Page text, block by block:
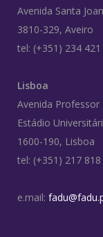
Avenida Santa
3810-329, Aveiro
tel: (+351) 234 421
Lisboa
Avenida Professor
Estádio
1600-190, Lisboa
tel: (+351) 217 818
e.mail: